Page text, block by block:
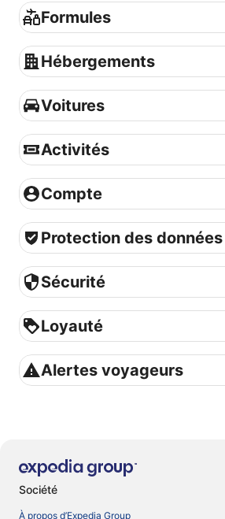
Formules
Formules
Hébergements
Hébergements
Voitures
Voitures
Activités
Activités
Compte
Compte
Protection des données
Protection des données
Sécurité
Sécurité
Loyauté
Loyauté
Alertes voyageurs
Alertes voyageurs
Société
À propos d’Expedia Group